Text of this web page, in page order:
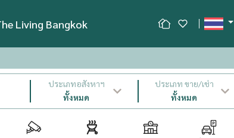
Living Bangkok
ประเภทอสังหาฯ
ทั้งหมด
ประเภท ขาย/เช่า
ทั้งหมด